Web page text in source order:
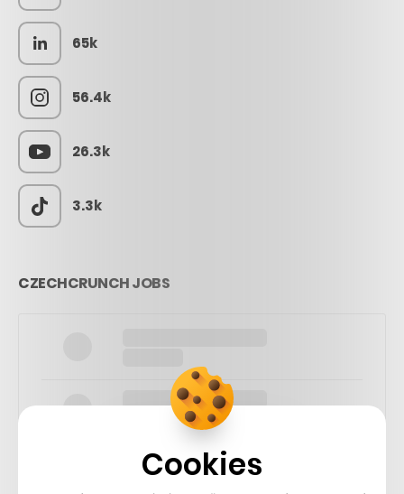
65k
56.4k
26.3k
3.3k
CZECHCRUNCH JOBS
Cookies